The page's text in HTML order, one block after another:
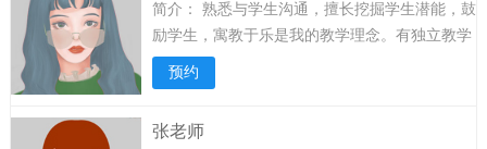
题，会一类题，夯实基础之后的快、狠、准。...
详情>>
简介：
熟悉与学生沟通，擅长挖掘学生潜能，鼓
励学生，寓教于乐是我的教学理念。有独立教学
模式，从听力里抓出重要信息，培养学生从各个
角度准确抓出考点。 内容通俗易懂，条理清晰，
力。教学耐心细心，善于倾听找出学生薄弱点，
预约
张老师